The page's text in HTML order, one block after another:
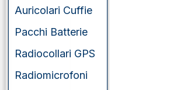
Auricolari Cuffie
Pacchi Batterie
Radiocollari GPS
Radiomicrofoni